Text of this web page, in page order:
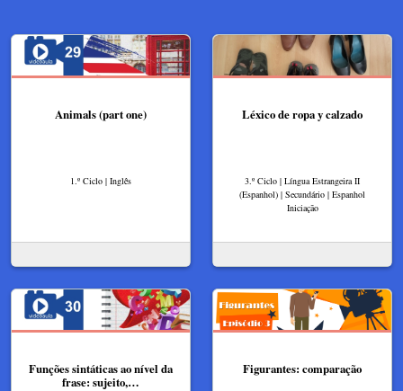
Animals (part one)
1.º Ciclo | Inglês
Léxico de ropa y calzado
3.º Ciclo | Língua Estrangeira II
(Espanhol) | Secundário | Espanhol
Iniciação
Funções sintáticas ao nível da
frase: sujeito,…
Figurantes: comparação